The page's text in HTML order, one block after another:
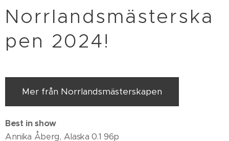
Norrlandsmästerska
pen 2024!
Mer från Norrlandsmästerskapen
Best in show
Annika Åberg, Alaska 0.1 96p